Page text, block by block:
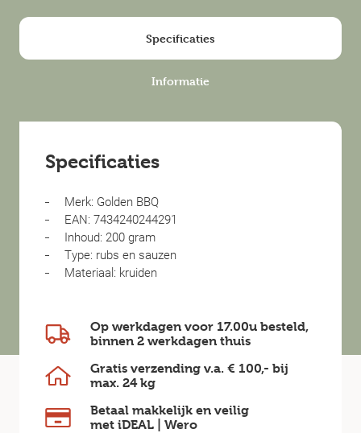
Specificaties
Informatie
Specificaties
Merk: Golden BBQ
EAN: 7434240244291
Inhoud: 200 gram
Type: rubs en sauzen
Materiaal: kruiden
Op werkdagen voor 17.00u besteld,
binnen 2 werkdagen thuis
Gratis verzending v.a. € 100,- bij
max. 24 kg
Betaal makkelijk en veilig
met iDEAL | Wero